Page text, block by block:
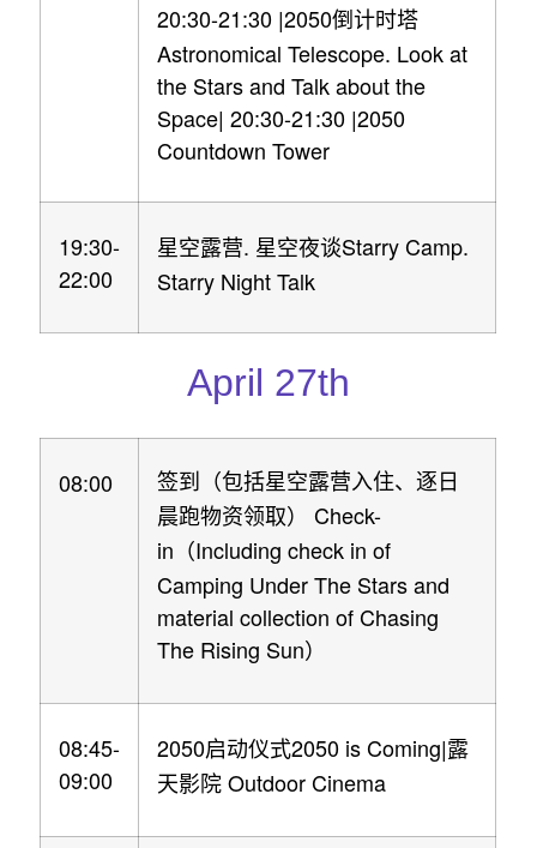
20:30-21:30 |2050倒计时塔
Astronomical Telescope. Look at
the Stars and Talk about the
Space| 20:30-21:30 |2050
Countdown Tower
19:30-
22:00
星空露营. 星空夜谈Starry Camp.
Starry Night Talk
April 27th
08:00
签到（包括星空露营入住、逐日
晨跑物资领取）
Check-
in （Including check in of
Camping Under The Stars and
material collection of Chasing
The Rising Sun）
08:45-
09:00
2050启动仪式2050 is Coming|露
天影院 Outdoor Cinema